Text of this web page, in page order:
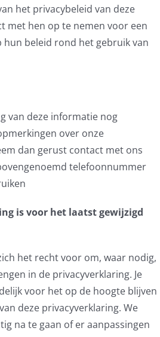
het privacybeleid van deze
met hen op te nemen voor een
beleid rond het gebruik van
van deze informatie nog
over onze
dan gerust contact met ons
telefoonnummer
is voor het laatst gewijzigd
het recht voor om, waar nodig,
in de privacyverklaring. Je
voor het op de hoogte blijven
deze privacyverklaring. We
na te gaan of er aanpassingen